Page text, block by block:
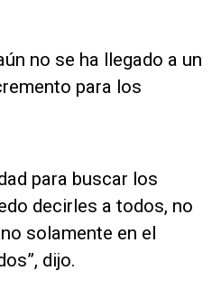
no se ha llegado a un
para los
para buscar los
decirles a todos, no
solamente en el
dijo.